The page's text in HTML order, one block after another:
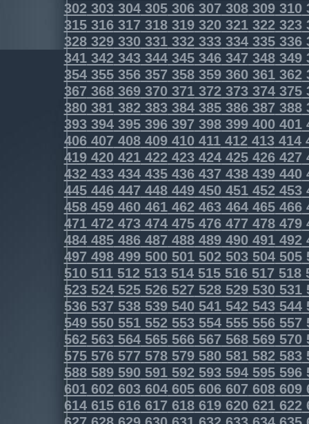
302303304305306307308309310
315316317318319320321322323
328329330331332333334335336
341342343344345346347348349
354355356357358359360361362
367368369370371372373374375
380381382383384385386387388
393394395396397398399400401
406407408409410411412413414
419420421422423424425426427
432433434435436437438439440
445446447448449450451452453
458459460461462463464465466
471472473474475476477478479
484485486487488489490491492
497498499500501502503504505
510511512513514515516517518
523524525526527528529530531
536537538539540541542543544
549550551552553554555556557
562563564565566567568569570
575576577578579580581582583
588589590591592593594595596
601602603604605606607608609
614615616617618619620621622